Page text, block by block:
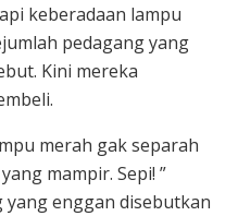
keberadaan lampu
pedagang yang
Kini mereka
merah gak separah
mampir. Sepi! ”
yang enggan disebutkan